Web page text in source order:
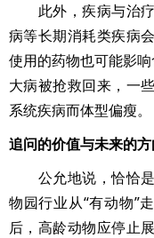
此外，疾病与治疗
病等长期消耗类疾病
使用的药物也可能影
大病被抢救回来，一
系统疾病而体型偏瘦。
追问的价值与未来的方
公允地说，恰恰是
物园行业从“有动物”
后，高龄动物应停止